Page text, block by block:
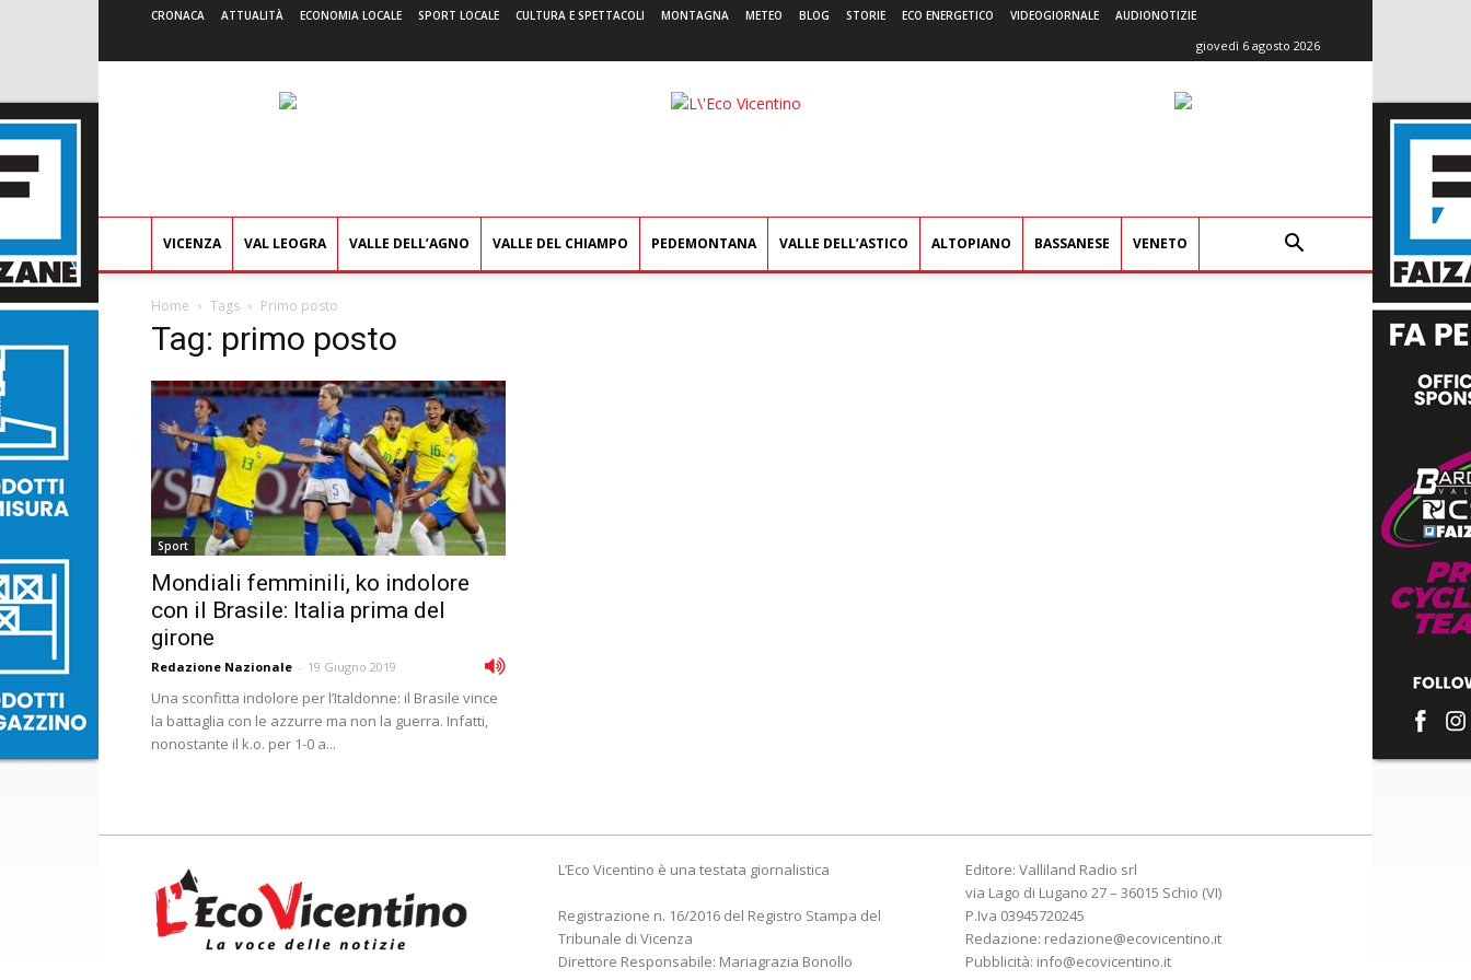
CRONACA ATTUALITÀ ECONOMIA LOCALE SPORT LOCALE CULTURA E SPETTACOLI MONTAGNA METEO BLOG STORIE ECO ENERGETICO VIDEOGIORNALE AUDIONOTIZIE
giovedì 6 agosto 2026
L'Eco
VICENZA VAL LEOGRA VALLE DELL’AGNO VALLE DEL CHIAMPO PEDEMONTANA VALLE DELL’ASTICO ALTOPIANO BASSANESE VENETO
Home Tags Primo posto
Tag: primo posto
Sport
Mondiali femminili, ko indolore
con il Brasile: Italia prima del
girone
Redazione Nazionale - 19 Giugno 2019
Una sconfitta indolore per l’Italdonne: il Brasile vince
la battaglia con le azzurre ma non la guerra. Infatti,
nonostante il k.o. per 1-0 a...
L’Eco Vicentino è una testata giornalistica
Registrazione n. 16/2016 del Registro Stampa del
Tribunale di Vicenza
Direttore Responsabile: Mariagrazia Bonollo
Editore: Valliland Radio srl
via Lago di Lugano 27 – 36015 Schio (VI)
P.Iva 03945720245
Redazione: redazione@ecovicentino.it
Pubblicità: info@ecovicentino.it